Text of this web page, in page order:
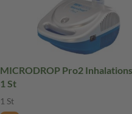
MICRODROP Pro2
1 St
1 St